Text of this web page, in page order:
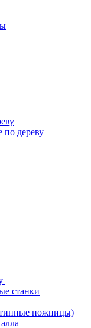
дереву
станки
ножницы)